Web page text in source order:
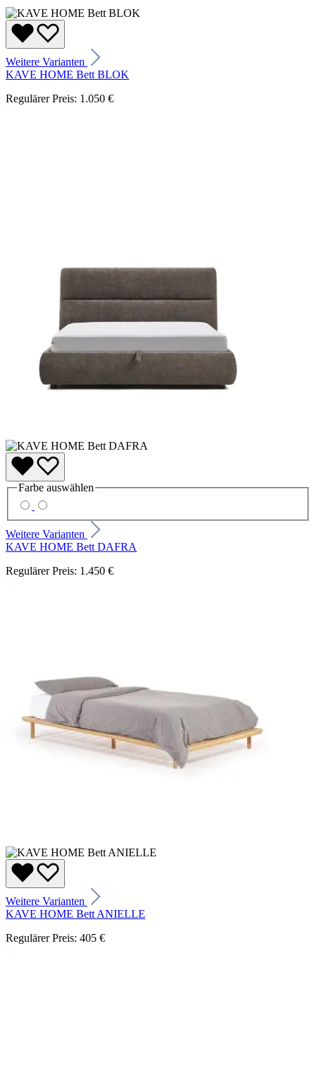
Weitere Varianten
KAVE HOME Bett BLOK
Regulärer Preis: 1.050 €
Farbe auswählen
Weitere Varianten
KAVE HOME Bett DAFRA
Regulärer Preis: 1.450 €
Weitere Varianten
KAVE HOME Bett ANIELLE
Regulärer Preis: 405 €